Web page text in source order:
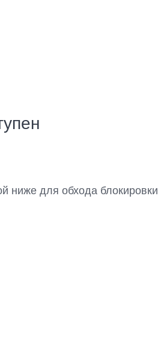
ниже для обхода блокировки